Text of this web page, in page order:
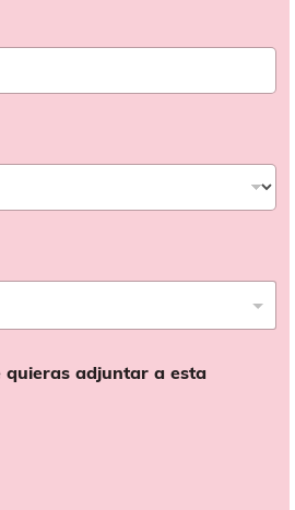
quieras adjuntar a esta